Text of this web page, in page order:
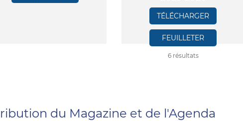
6 résultats
du Magazine et de l'Agenda